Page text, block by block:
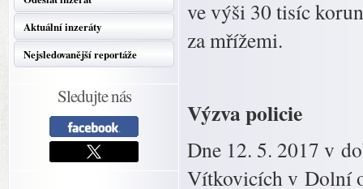
Aktuální inzeráty
Nejsledovanější reportáže
Sledujte nás
ve výši 30 tisíc
za mřížemi.
Výzva policie
Dne 12. 5. 2017 v
Vítkovicích v Dolní